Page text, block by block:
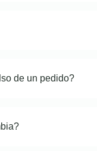
de un pedido?